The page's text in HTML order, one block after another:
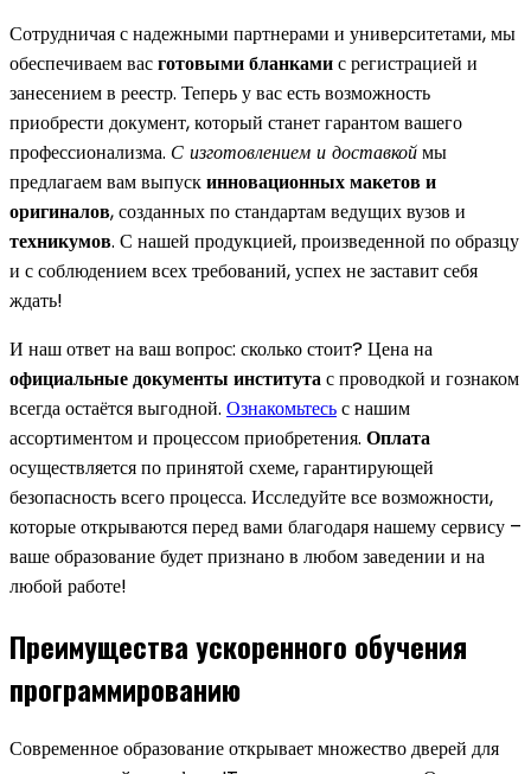
Сотрудничая с надежными партнерами и университетами, мы
обеспечиваем васготовыми бланкамис регистрацией и
занесением в реестр. Теперь у вас есть возможность
приобрести документ, который станет гарантом вашего
профессионализма. С изготовлением и доставкоймы
предлагаем вам выпускинновационных макетов и
оригиналов, созданных по стандартам ведущих вузов и
техникумов. С нашей продукцией, произведенной по образцу
и с соблюдением всех требований, успех не заставит себя
ждать!
И наш ответ на ваш вопрос: сколько стоит? Цена на
официальные документы институтас проводкой и гознаком
всегда остаётся выгодной. Ознакомьтесьс нашим
ассортиментом и процессом приобретения. Оплата
осуществляется по принятой схеме, гарантирующей
безопасность всего процесса. Исследуйте все возможности,
которые открываются перед вами благодаря нашему сервису –
ваше образование будет признано в любом заведении и на
любой работе!
Преимущества ускоренного обучения
программированию
Современное образование открывает множество дверей для